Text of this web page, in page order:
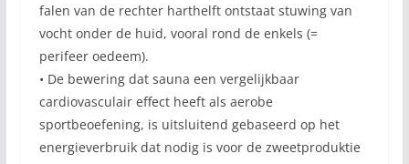
falen van de rechter harthelft ontstaat stuwing van
vocht onder de huid, vooral rond de enkels (=
perifeer oedeem).
• De bewering dat sauna een vergelijkbaar
cardiovasculair effect heeft als aerobe
sportbeoefening, is uitsluitend gebaseerd op het
energieverbruik dat nodig is voor de zweetproduktie